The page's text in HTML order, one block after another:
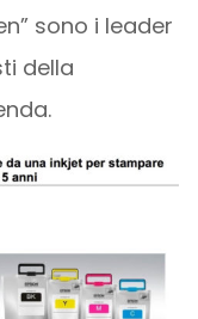
sono i leader
della